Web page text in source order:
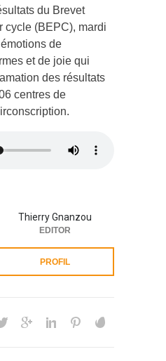
du Brevet
cycle (BEPC), mardi
de
et de joie qui
des résultats
centres de
Thierry Gnanzou
EDITOR
PROFIL